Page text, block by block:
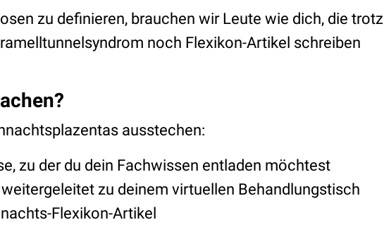
zu definieren, brauchen wir Leute wie dich, die trotz
noch Flexikon-Artikel schreiben
ausstechen:
zu der du dein Fachwissen entladen möchtest
zu deinem virtuellen Behandlungstisch
Flexikon-Artikel